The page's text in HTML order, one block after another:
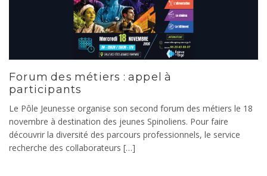
Forum des métiers : appel à
participants
Le Pôle Jeunesse organise son second forum des métiers le 18
novembre à destination des jeunes Spinoliens. Pour faire
découvrir la diversité des parcours professionnels, le service
recherche des collaborateurs […]